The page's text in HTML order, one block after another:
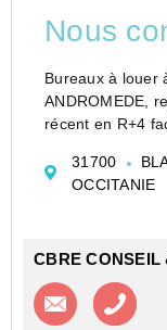
Nous
Bureaux à louer
ANDROMEDE,
récent en R+4
Bâtiment certifié
Locaux
31700
OCCITANIE
CBRE CONSEIL
Contacter